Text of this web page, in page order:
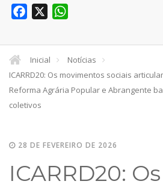
Facebook
Inicial
Notícias
ICARRD20: Os movimentos sociais
Reforma Agrária Popular e Abrangente
coletivos
28 DE FEVEREIRO DE 2026
ICARRD20: Os